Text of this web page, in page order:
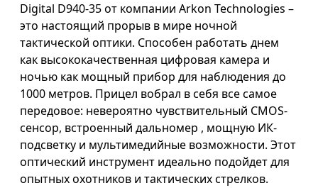
Digital D940-35 от компании Arkon Technologies –
это настоящий прорыв в мире ночной
тактической оптики. Способен работать днем
как высококачественная цифровая камера и
ночью как мощный прибор для наблюдения до
1000 метров. Прицел вобрал в себя все самое
передовое: невероятно чувствительный CMOS-
сенсор, встроенный дальномер , мощную ИК-
подсветку и мультимедийные возможности. Этот
оптический инструмент идеально подойдет для
опытных охотников и тактических стрелков.